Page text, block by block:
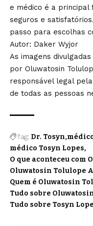
e médico é a
seguros e
passo para escolhas
Autor: Daker Wyjor
As imagens
por Oluwatosin
responsável legal
de todas as pessoas
Tag: Dr. Tosyn
médico Tosyn Lopes
O que aconteceu
Oluwatosin Tolulope
Quem é Oluwatosin
Tudo sobre
Tudo sobre Tosyn